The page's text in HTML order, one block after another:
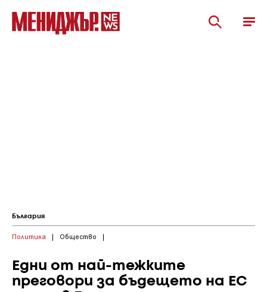
България
Политика | Общество |
Едни от най-тежките
преговори за бъдещето на ЕС